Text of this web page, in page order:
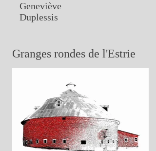
Geneviève
Duplessis
Granges rondes de l'Estrie